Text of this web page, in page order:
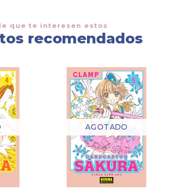
que te interesen estos
recomendados
AGOTADO